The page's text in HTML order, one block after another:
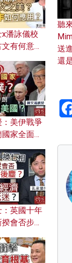
聽
送
還
潘詠儀校
有何意
常寫作如何
美伊戰爭
家全面反
國？
英國十年
會否步前
低迷？